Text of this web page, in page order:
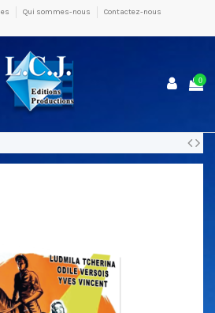
Qui sommes-nous
Contactez-nous
0